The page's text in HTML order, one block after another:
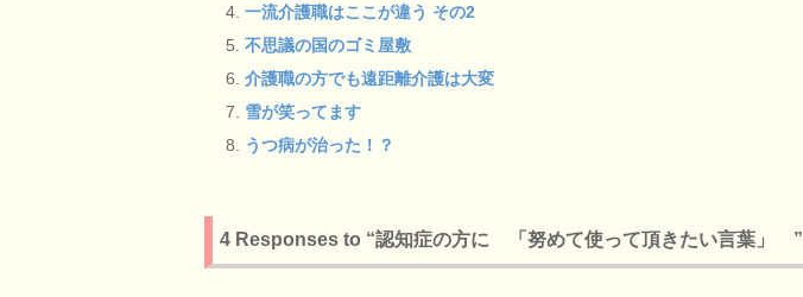
一流介護職はここが違う その2
不思議の国のゴミ屋敷
介護職の方でも遠距離介護は大変
雪が笑ってます
うつ病が治った！？
4 Responses to “認知症の方に 「努めて使って頂きたい言葉」 ”